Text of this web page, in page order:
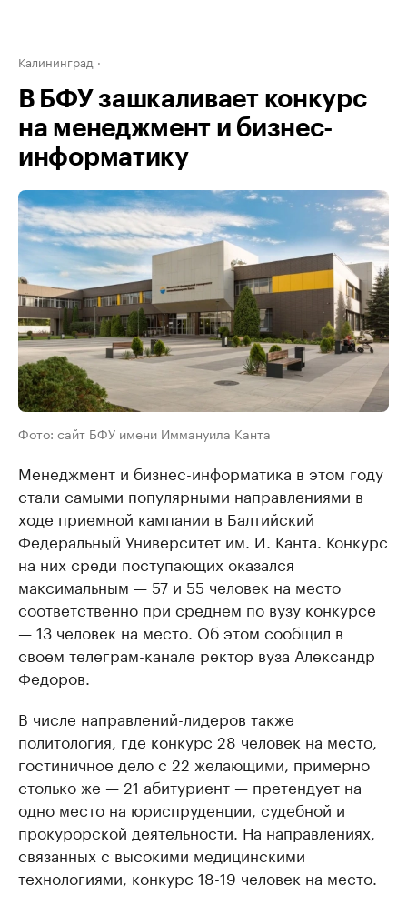
Калининград
В БФУ зашкаливает конкурс
на менеджмент и бизнес-
информатику
Фото: сайт БФУ имени Иммануила Канта
Менеджмент и бизнес-информатика в этом году
стали самыми популярными направлениями в
ходе приемной кампании в Балтийский
Федеральный Университет им. И. Канта. Конкурс
на них среди поступающих оказался
максимальным — 57 и 55 человек на место
соответственно при среднем по вузу конкурсе
— 13 человек на место. Об этом сообщил в
своем телеграм-канале ректор вуза Александр
Федоров.
В числе направлений-лидеров также
политология, где конкурс 28 человек на место,
гостиничное дело с 22 желающими, примерно
столько же — 21 абитуриент — претендует на
одно место на юриспруденции, судебной и
прокурорской деятельности. На направлениях,
связанных с высокими медицинскими
технологиями, конкурс 18-19 человек на место.